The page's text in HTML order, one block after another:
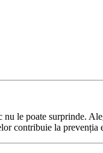
le poate surprinde.
contribuie la